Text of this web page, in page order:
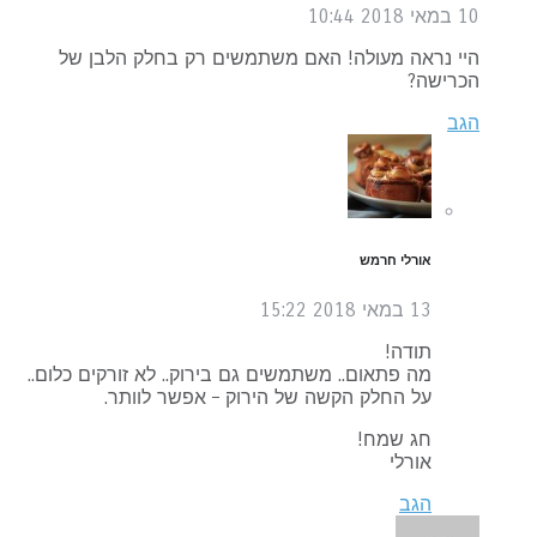
10:44
היי נראה מעולה! האם משתמשים רק בחלק הלבן של
הכרישה?
הגב
אורלי חרמש
15:22
תודה!
מה פתאום.. משתמשים גם בירוק.. לא זורקים כלום..
על החלק הקשה של הירוק – אפשר לוותר.
חג שמח!
אורלי
הגב